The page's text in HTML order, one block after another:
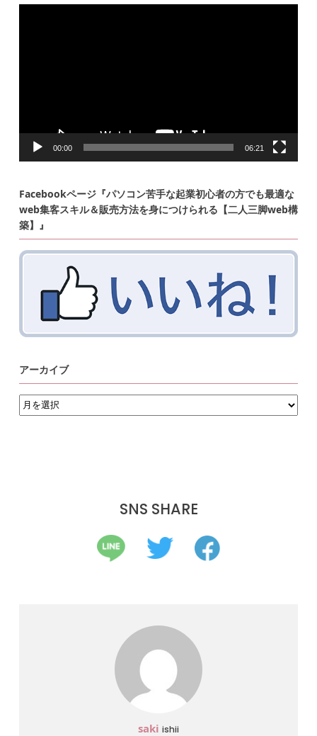
動
00:00 06:21
Facebookページ『パソコン苦手な起業初心者の方でも最適な
web集客スキル＆販売方法を身につけられる【二人三脚web構
築】』
アーカイブ
ア
ー
カ
SNS SHARE
saki ishii